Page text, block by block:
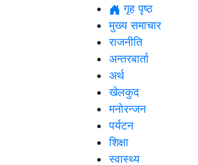
गृह पृष्ठ
मुख्य समाचार
राजनीति
अन्तरबार्ता
अर्थ
खेलकुद
मनोरन्जन
पर्यटन
शिक्षा
स्वास्थ्य